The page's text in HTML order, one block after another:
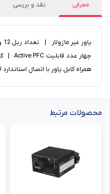
معرفی نقد و بررسی
همراه کابل پاور با اتصال استاندارد EU
محصولات مرتبط